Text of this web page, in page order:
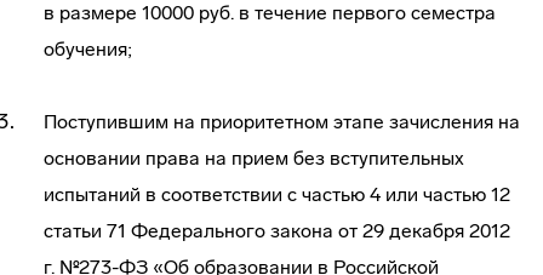
в размере 10000 руб. в течение первого семестра
обучения;
Поступившим на приоритетном этапе зачисления на
основании права на прием без вступительных
испытаний в соответствии с частью 4 или частью 12
статьи 71 Федерального закона от 29 декабря 2012
г. №273-ФЗ «Об образовании в Российской